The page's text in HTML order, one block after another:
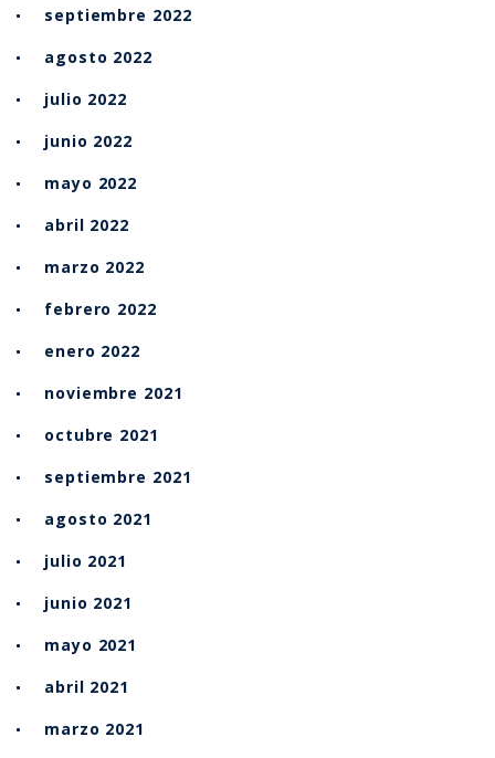
septiembre 2022
agosto 2022
julio 2022
junio 2022
mayo 2022
abril 2022
marzo 2022
febrero 2022
enero 2022
noviembre 2021
octubre 2021
septiembre 2021
agosto 2021
julio 2021
junio 2021
mayo 2021
abril 2021
marzo 2021